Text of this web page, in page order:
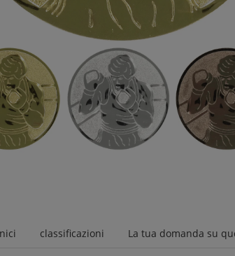
classificazioni La tua domanda su